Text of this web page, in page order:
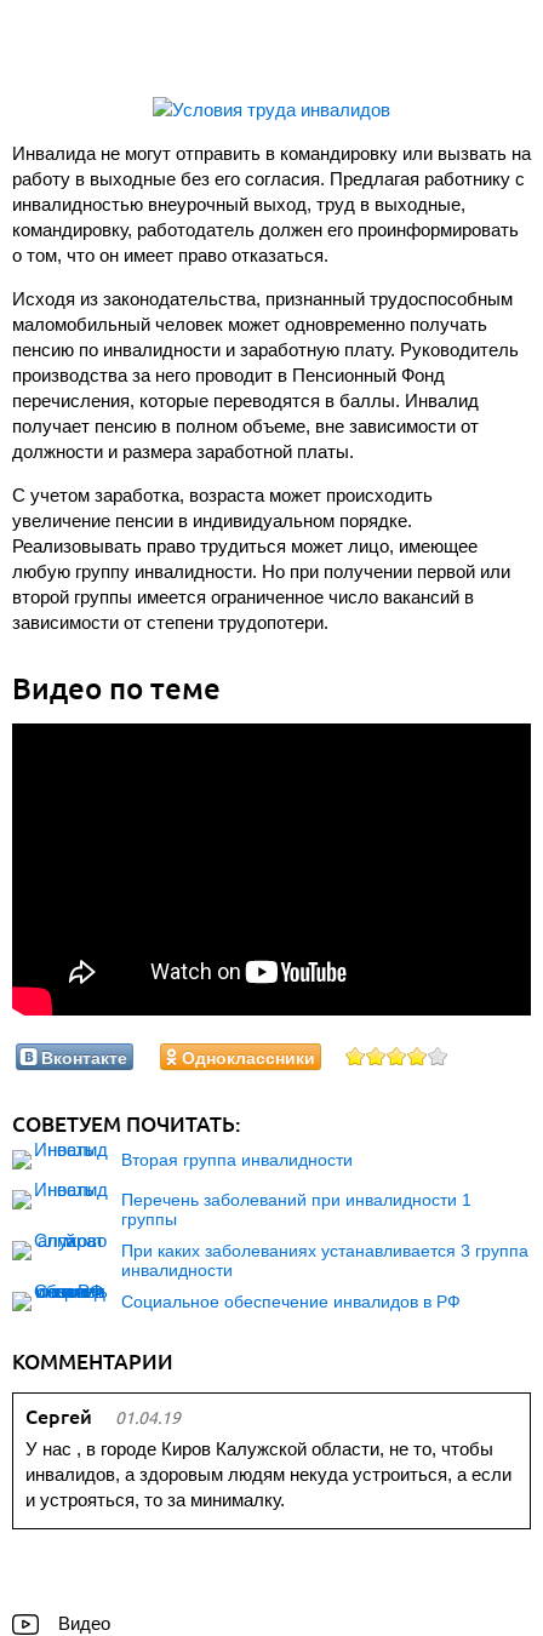
Инвалида не могут отправить в командировку или вызвать на
работу в выходные без его согласия. Предлагая работнику с
инвалидностью внеурочный выход, труд в выходные,
командировку, работодатель должен его проинформировать
о том, что он имеет право отказаться.
Исходя из законодательства, признанный трудоспособным
маломобильный человек может одновременно получать
пенсию по инвалидности и заработную плату. Руководитель
производства за него проводит в Пенсионный Фонд
перечисления, которые переводятся в баллы. Инвалид
получает пенсию в полном объеме, вне зависимости от
должности и размера заработной платы.
С учетом заработка, возраста может происходить
увеличение пенсии в индивидуальном порядке.
Реализовывать право трудиться может лицо, имеющее
любую группу инвалидности. Но при получении первой или
второй группы имеется ограниченное число вакансий в
зависимости от степени трудопотери.
Видео по теме
Вконтакте Одноклассники
СОВЕТУЕМ ПОЧИТАТЬ:
Вторая группа инвалидности
Перечень заболеваний при инвалидности 1
группы
При каких заболеваниях устанавливается 3 группа
инвалидности
Социальное обеспечение инвалидов в РФ
КОММЕНТАРИИ
Сергей 01.04.19
У нас , в городе Киров Калужской области, не то, чтобы
инвалидов, а здоровым людям некуда устроиться, а если
и устрояться, то за минималку.
Видео